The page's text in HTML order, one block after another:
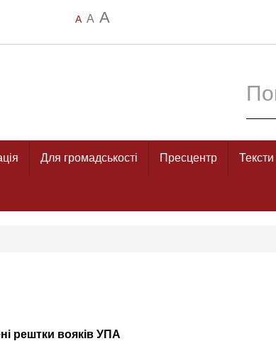
A A A
Для громадськості Пресцентр Тексти
рештки вояків УПА